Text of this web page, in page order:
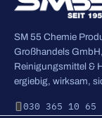
SM 55 Chemie
Großhandels
Reinigungsmittel &
ergiebig, wirksam,
030 365 10 65